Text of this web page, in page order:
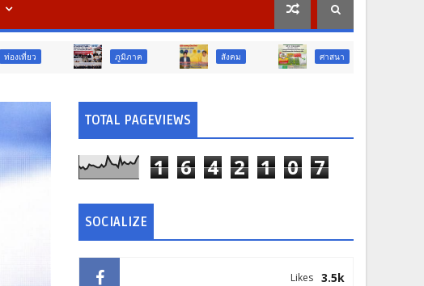
ภูมิภาค สังคม ศาสนา การศึกษา
TOTAL PAGEVIEWS
1 6 4 2 1 0 7
SOCIALIZE
3.5k
Likes